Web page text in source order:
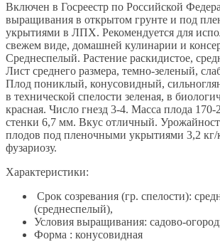
Включен в Госреестр по Российской
выращивания в открытом грунте и под
укрытиями в ЛПХ. Рекомендуется для
свежем виде, домашней кулинарии и
Среднеспелый. Растение раскидистое,
Лист среднего размера, темно-зеленый,
Плод пониклый, конусовидный,
в технической спелости зеленая, в
красная. Число гнезд 3-4. Масса плода 170-
стенки 6,7 мм. Вкус отличный.
плодов под пленочными укрытиями 3,2 кг/
фузариозу.
Характеристики:
Срок созревания (гр. спелости):
(среднеспелый),
Условия выращивания: садово-
Форма : конусовидная